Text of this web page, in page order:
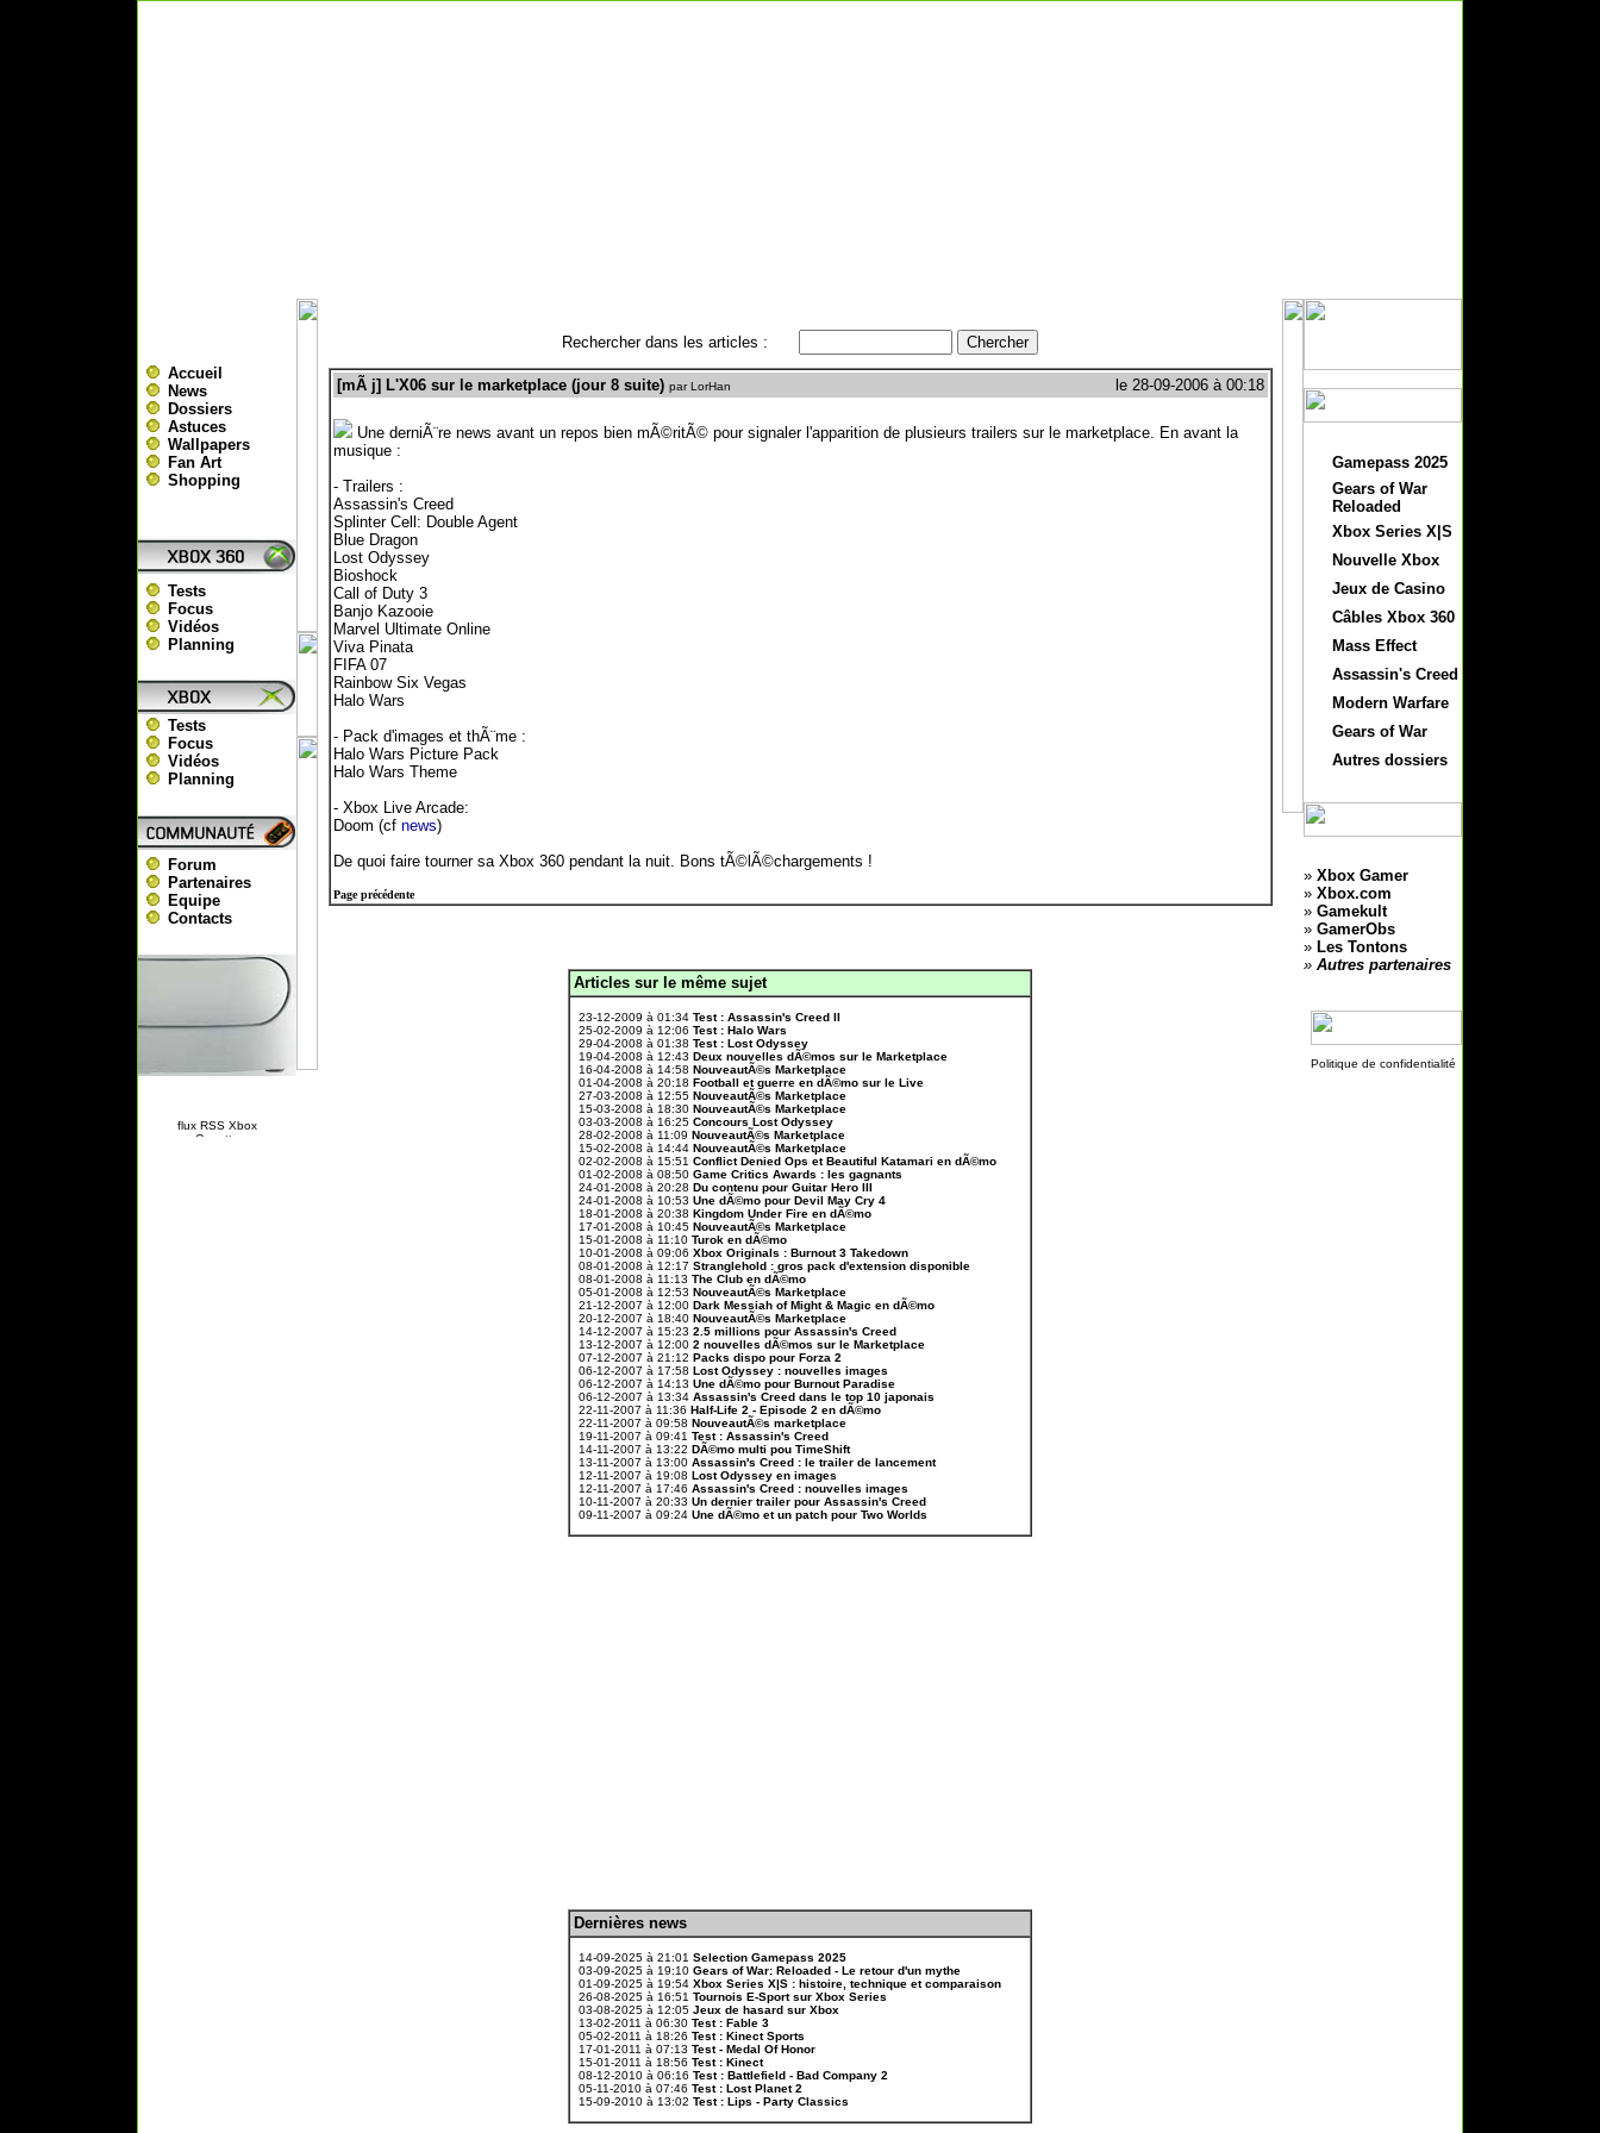
Accueil
News
Dossiers
Astuces
Wallpapers
Fan Art
Shopping
Tests
Focus
Vidéos
Planning
Tests
Focus
Vidéos
Planning
Forum
Partenaires
Equipe
Contacts
Rechercher dans les articles :
[mÃ j] L'X06 sur le marketplace (jour 8 suite) par LorHan le 28-09-2006 à 00:18
Une derniÃ¨re news avant un repos bien mÃ©ritÃ© pour signaler l'apparition de plusieurs trailers sur le marketplace. En avant la
musique :
- Trailers :
Assassin's Creed
Splinter Cell: Double Agent
Blue Dragon
Lost Odyssey
Bioshock
Call of Duty 3
Banjo Kazooie
Marvel Ultimate Online
Viva Pinata
FIFA 07
Rainbow Six Vegas
Halo Wars
- Pack d'images et thÃ¨me :
Halo Wars Picture Pack
Halo Wars Theme
- Xbox Live Arcade:
Doom (cf news)
De quoi faire tourner sa Xbox 360 pendant la nuit. Bons tÃ©lÃ©chargements !
Page précédente
Articles sur le même sujet
23-12-2009 à 01:34 Test : Assassin's Creed II
25-02-2009 à 12:06 Test : Halo Wars
29-04-2008 à 01:38 Test : Lost Odyssey
19-04-2008 à 12:43 Deux nouvelles dÃ©mos sur le Marketplace
16-04-2008 à 14:58 NouveautÃ©s Marketplace
01-04-2008 à 20:18 Football et guerre en dÃ©mo sur le Live
27-03-2008 à 12:55 NouveautÃ©s Marketplace
15-03-2008 à 18:30 NouveautÃ©s Marketplace
03-03-2008 à 16:25 Concours Lost Odyssey
28-02-2008 à 11:09 NouveautÃ©s Marketplace
15-02-2008 à 14:44 NouveautÃ©s Marketplace
02-02-2008 à 15:51 Conflict Denied Ops et Beautiful Katamari en dÃ©mo
01-02-2008 à 08:50 Game Critics Awards : les gagnants
24-01-2008 à 20:28 Du contenu pour Guitar Hero III
24-01-2008 à 10:53 Une dÃ©mo pour Devil May Cry 4
18-01-2008 à 20:38 Kingdom Under Fire en dÃ©mo
17-01-2008 à 10:45 NouveautÃ©s Marketplace
15-01-2008 à 11:10 Turok en dÃ©mo
10-01-2008 à 09:06 Xbox Originals : Burnout 3 Takedown
08-01-2008 à 12:17 Stranglehold : gros pack d'extension disponible
08-01-2008 à 11:13 The Club en dÃ©mo
05-01-2008 à 12:53 NouveautÃ©s Marketplace
21-12-2007 à 12:00 Dark Messiah of Might & Magic en dÃ©mo
20-12-2007 à 18:40 NouveautÃ©s Marketplace
14-12-2007 à 15:23 2.5 millions pour Assassin's Creed
13-12-2007 à 12:00 2 nouvelles dÃ©mos sur le Marketplace
07-12-2007 à 21:12 Packs dispo pour Forza 2
06-12-2007 à 17:58 Lost Odyssey : nouvelles images
06-12-2007 à 14:13 Une dÃ©mo pour Burnout Paradise
06-12-2007 à 13:34 Assassin's Creed dans le top 10 japonais
22-11-2007 à 11:36 Half-Life 2 - Episode 2 en dÃ©mo
22-11-2007 à 09:58 NouveautÃ©s marketplace
19-11-2007 à 09:41 Test : Assassin's Creed
14-11-2007 à 13:22 DÃ©mo multi pou TimeShift
13-11-2007 à 13:00 Assassin's Creed : le trailer de lancement
12-11-2007 à 19:08 Lost Odyssey en images
12-11-2007 à 17:46 Assassin's Creed : nouvelles images
10-11-2007 à 20:33 Un dernier trailer pour Assassin's Creed
09-11-2007 à 09:24 Une dÃ©mo et un patch pour Two Worlds
Dernières news
14-09-2025 à 21:01 Selection Gamepass 2025
03-09-2025 à 19:10 Gears of War: Reloaded - Le retour d'un mythe
01-09-2025 à 19:54 Xbox Series X|S : histoire, technique et comparaison
26-08-2025 à 16:51 Tournois E-Sport sur Xbox Series
03-08-2025 à 12:05 Jeux de hasard sur Xbox
13-02-2011 à 06:30 Test : Fable 3
05-02-2011 à 18:26 Test : Kinect Sports
17-01-2011 à 07:13 Test - Medal Of Honor
15-01-2011 à 18:56 Test : Kinect
08-12-2010 à 06:16 Test : Battlefield - Bad Company 2
05-11-2010 à 07:46 Test : Lost Planet 2
15-09-2010 à 13:02 Test : Lips - Party Classics
Gamepass 2025
Gears of War
Reloaded
Xbox Series X|S
Nouvelle Xbox
Jeux de Casino
Câbles Xbox 360
Mass Effect
Assassin's Creed
Modern Warfare
Gears of War
Autres dossiers
» Xbox Gamer
» Xbox.com
» Gamekult
» GamerObs
» Les Tontons
» Autres partenaires
Politique de confidentialité